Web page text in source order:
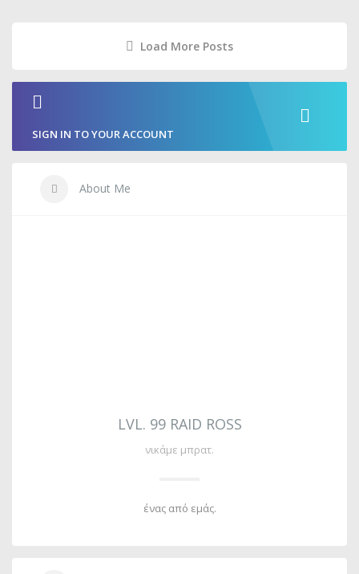
Load More Posts
SIGN IN TO YOUR ACCOUNT
About Me
LVL. 99 RAID ROSS
νικάμε μπρατ.
ένας από εμάς.